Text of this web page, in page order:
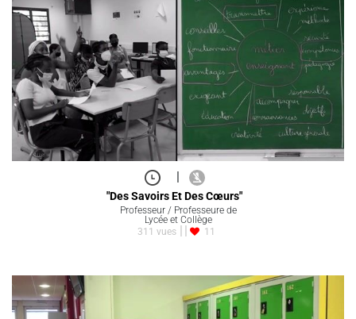
|
"Des Savoirs Et Des Cœurs"
Professeur / Professeure de
Lycée et Collège
311 vues
11